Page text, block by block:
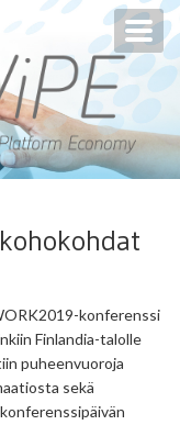
konferenssi
Finlandia-talolle
puheenvuoroja
sekä